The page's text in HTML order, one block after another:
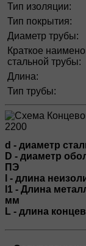
Тип изоляции:
Тип покрытия:
Диаметр трубы:
Краткое
стальной трубы:
Длина:
Тип трубы:
d - диаметр
D - диаметр
ПЭ
l - длина
l1 - Длина
мм
L - длина